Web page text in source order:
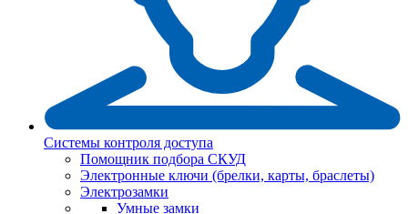
Системы контроля доступа
Помощник подбора СКУД
Электронные ключи (брелки, карты, браслеты)
Электрозамки
Умные замки